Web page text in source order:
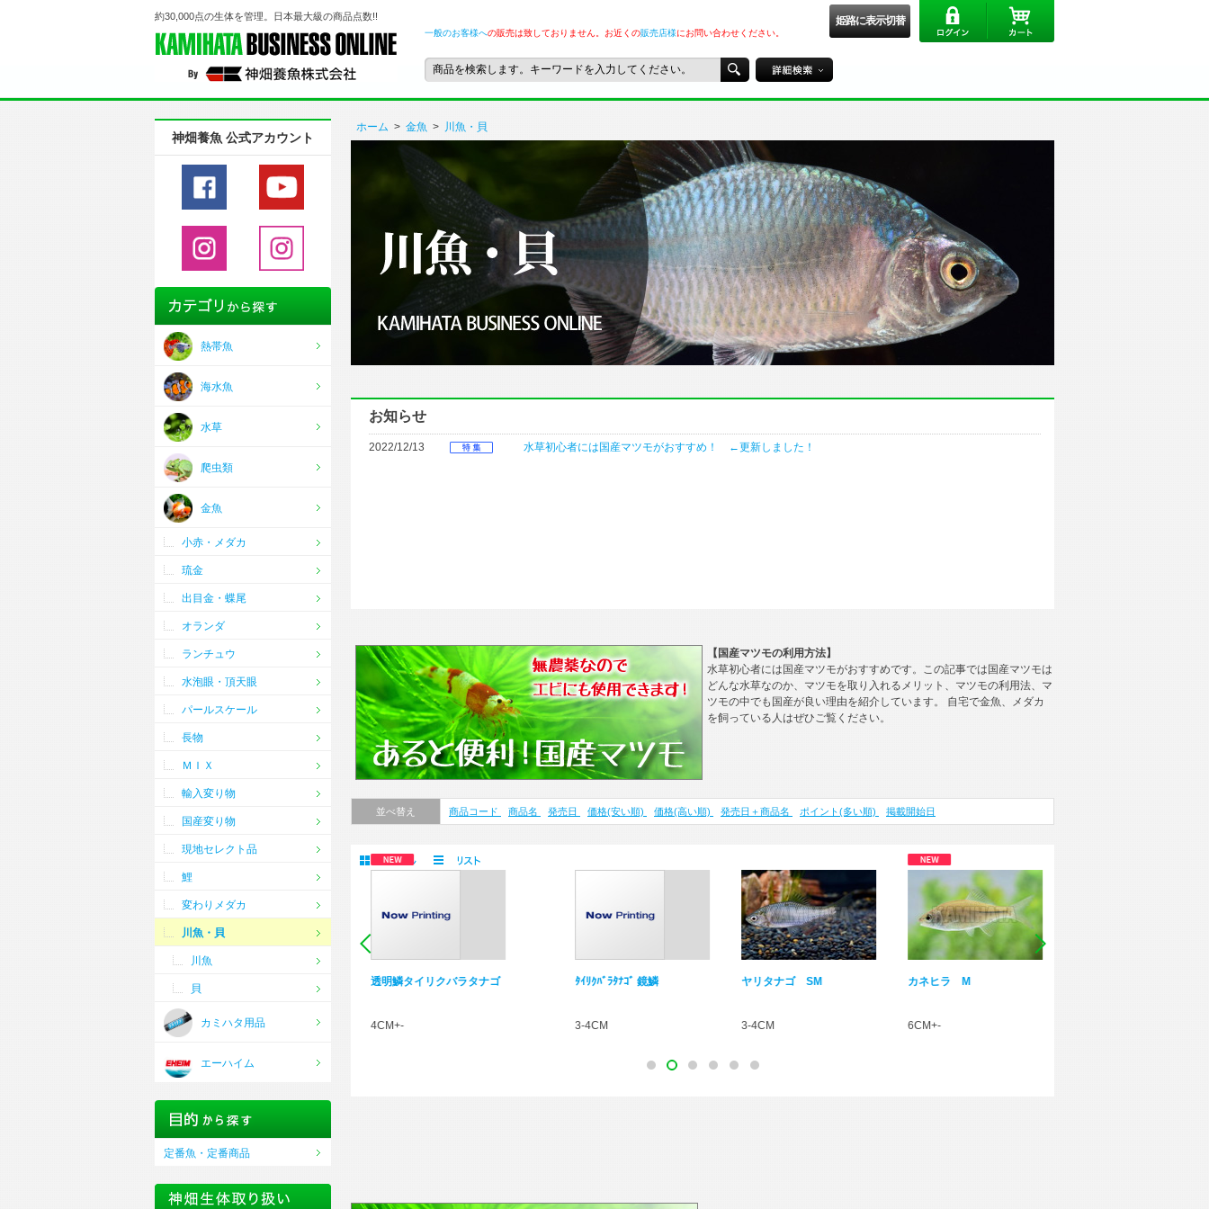
約30,000点の生体を管理。日本最大級の商品点数!! 姫路に表示切替
一般のお客様への販売は致しておりません。お近くの販売店様にお問い合わせください。
ホーム > 金魚 > 川魚・貝
お知らせ
2022/12/13 水草初心者には国産マツモがおすすめ！ ←更新しました！
【国産マツモの利用方法】
水草初心者には国産マツモがおすすめです。この記事では国産マツモは
どんな水草なのか、マツモを取り入れるメリット、マツモの利用法、マ
ツモの中でも国産が良い理由を紹介しています。 自宅で金魚、メダカ
を飼っている人はぜひご覧ください。
並べ替え 商品コード 商品名 発売日 価格(安い順) 価格(高い順) 発売日＋商品名 ポイント(多い順) 掲載開始日
透明鱗タイリクバラタナゴ
4CM+-
ﾀｲﾘｸﾊﾞﾗﾀﾅｺﾞ 鏡鱗
3-4CM
ヤリタナゴ SM
3-4CM
カネヒラ M
6CM+-
アブラボテ S
3CM+-
神畑養魚 公式アカウント
熱帯魚
海水魚
水草
爬虫類
金魚
小赤・メダカ
琉金
出目金・蝶尾
オランダ
ランチュウ
水泡眼・頂天眼
パールスケール
長物
ＭＩＸ
輸入変り物
国産変り物
現地セレクト品
鯉
変わりメダカ
川魚・貝
川魚
貝
カミハタ用品
エーハイム
定番魚・定番商品